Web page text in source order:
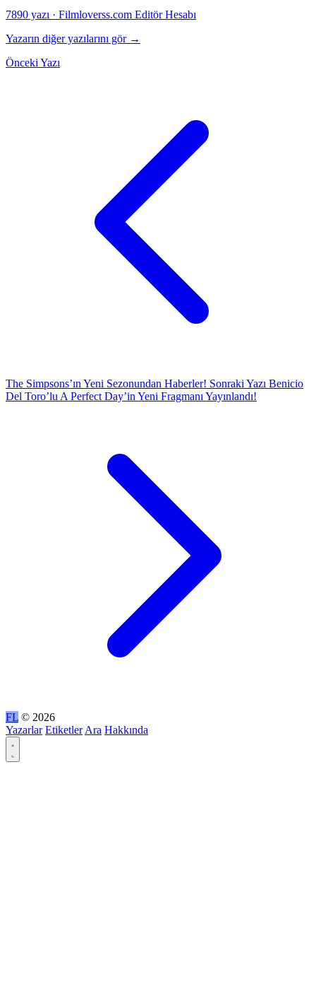
7890 yazı · Filmloverss.com Editör Hesabı
Yazarın diğer yazılarını gör →
Önceki Yazı
The Simpsons’ın Yeni Sezonundan Haberler! Sonraki Yazı Benicio
Del Toro’lu A Perfect Day’in Yeni Fragmanı Yayınlandı!
FL © 2026
Yazarlar Etiketler Ara Hakkında